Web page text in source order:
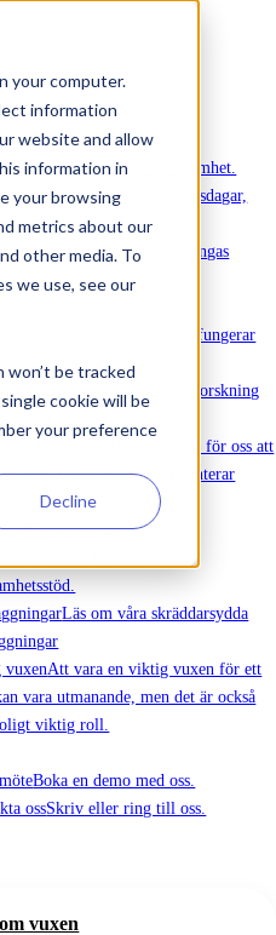
your computer.
information
website and allow
information in
your browsing
metrics about our
other media. To
we use, see our
won’t be tracked
cookie will be
your preference
Decline
Senaste nytt om vår verksamhet.
Anmälan till utbildningsdagar,
och annat.
Rapporter om barn och ungas
Läs om hur Ommej fungerar
och unga.
och Impact
Läs om den forskning
Det är viktigt för oss att
dig trygg med hur vi hanterar
uppgifter.
Allt om företaget.
Läs om våra skräddarsydda
vuxenAtt vara en viktig vuxen för ett
vara utmanande, men det är också
viktig roll.
Boka en demo med oss.
ossSkriv eller ring till oss.
vuxen